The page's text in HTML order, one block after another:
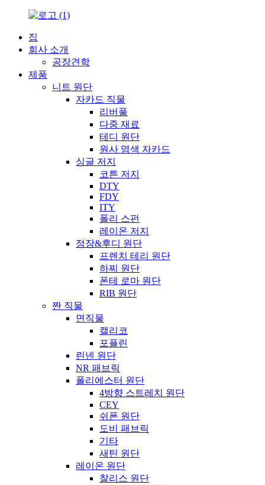
집
회사 소개
공장견학
제품
니트 원단
자카드 직물
리버풀
다중 재료
테디 원단
원사 염색 자카드
싱글 저지
코튼 저지
DTY
FDY
ITY
폴리 스펀
레이온 저지
정장&후디 원단
프렌치 테리 원단
하찌 원단
폰테 로마 원단
RIB 원단
짠 직물
면직물
캘리코
포플린
린넨 원단
NR 패브릭
폴리에스터 원단
4방향 스트레치 원단
CEY
쉬폰 원단
도비 패브릭
기타
새틴 원단
레이온 원단
찰리스 원단